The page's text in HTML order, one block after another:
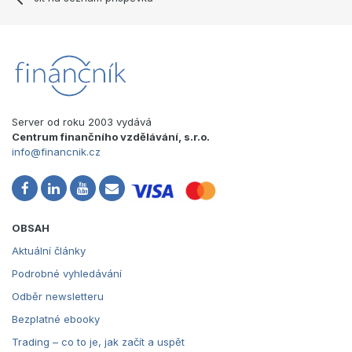
Server od roku 2003 vydává
Centrum finančního vzdělávání, s.r.o.
info@financnik.cz
OBSAH
Aktuální články
Podrobné vyhledávání
Odběr newsletteru
Bezplatné ebooky
Trading – co to je, jak začít a uspět